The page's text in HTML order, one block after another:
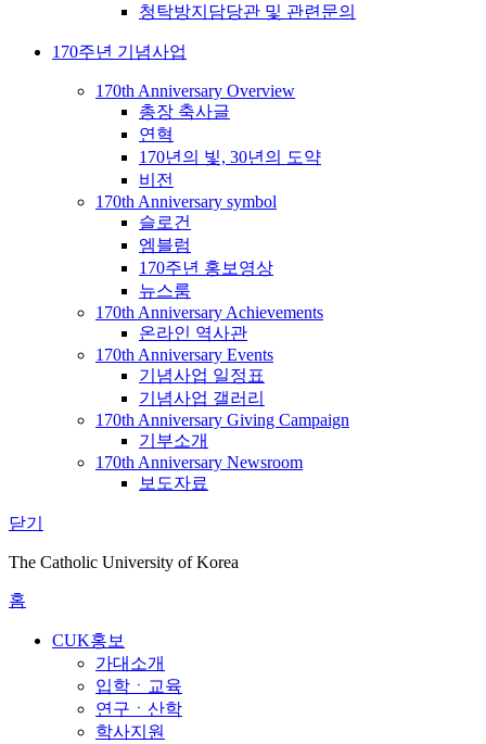
청탁방지담당관 및 관련문의
170주년 기념사업
170th Anniversary Overview
총장 축사글
연혁
170년의 빛, 30년의 도약
비전
170th Anniversary symbol
슬로건
엠블럼
170주년 홍보영상
뉴스룸
170th Anniversary Achievements
온라인 역사관
170th Anniversary Events
기념사업 일정표
기념사업 갤러리
170th Anniversary Giving Campaign
기부소개
170th Anniversary Newsroom
보도자료
닫기
The Catholic University of Korea
홈
CUK홍보
가대소개
입학ㆍ교육
연구ㆍ산학
학사지원